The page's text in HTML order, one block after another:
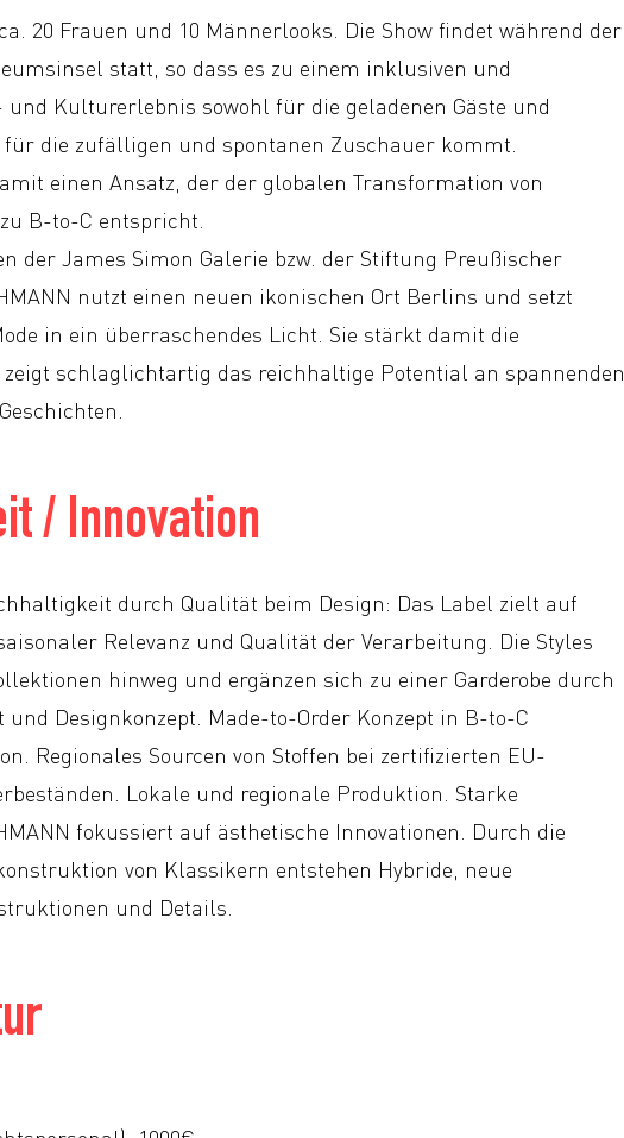
20 Frauen und 10 Männerlooks. Die Show findet während der
statt, so dass es zu einem inklusiven und
Kulturerlebnis sowohl für die geladenen Gäste und
die zufälligen und spontanen Zuschauer kommt.
einen Ansatz, der der globalen Transformation von
B-to-C entspricht.
der James Simon Galerie bzw. der Stiftung Preußischer
nutzt einen neuen ikonischen Ort Berlins und setzt
in ein überraschendes Licht. Sie stärkt damit die
schlaglichtartig das reichhaltige Potential an spannenden
/ Innovation
durch Qualität beim Design: Das Label zielt auf
Relevanz und Qualität der Verarbeitung. Die Styles
hinweg und ergänzen sich zu einer Garderobe durch
Designkonzept. Made-to-Order Konzept in B-to-C
Regionales Sourcen von Stoffen bei zertifizierten EU-
Lokale und regionale Produktion. Starke
fokussiert auf ästhetische Innovationen. Durch die
von Klassikern entstehen Hybride, neue
und Details.